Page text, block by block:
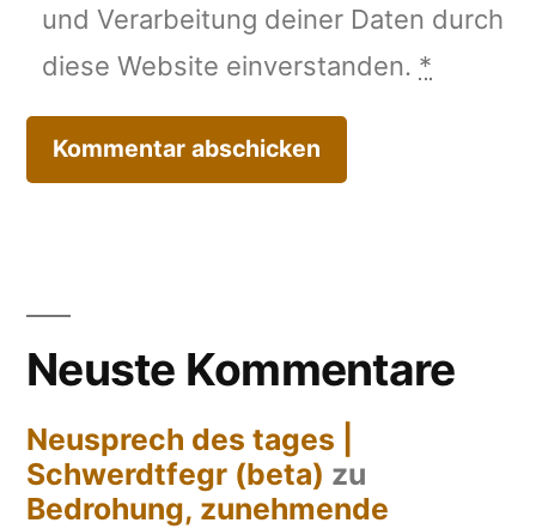
und Verarbeitung deiner Daten durch
diese Website einverstanden. *
Neuste Kommentare
Neusprech des tages |
Schwerdtfegr (beta) zu
Bedrohung, zunehmende